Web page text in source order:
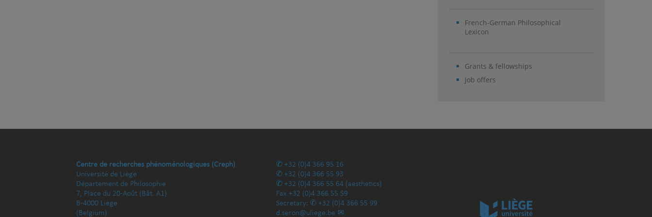
French-German Philosophical
Lexicon
Grants & fellowships
Job offers
Centre de recherches phénoménologiques (Creph)
Université de Liège
Département de Philosophie
7, Place du 20-Août (Bât. A1)
B-4000 Liège
(Belgium)
+32 (0)4 366 95 16
+32 (0)4 366 55 93
+32 (0)4 366 55 64 (aesthetics)
Fax +32 (0)4 366 55 59
Secretary:
+32 (0)4 366 55 99
d.seron@uliege.be